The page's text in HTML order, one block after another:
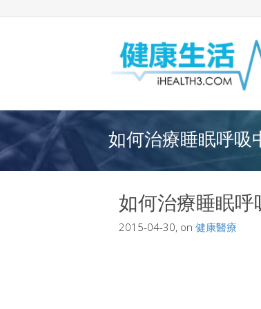
如何治療睡眠呼吸
如何治療睡眠
2015-04-30, on 健康醫療